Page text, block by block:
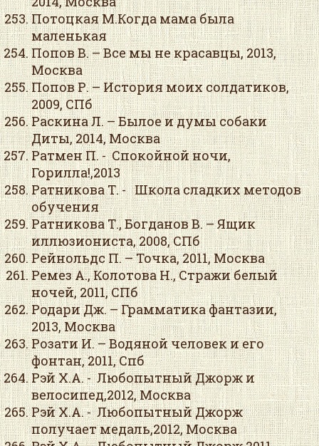
Потоцкая М.Когда мама была
маленькая
Попов В. – Все мы не красавцы, 2013,
Москва
Попов Р. – История моих солдатиков,
2009, СПб
Раскина Л. – Былое и думы собаки
Диты, 2014, Москва
Ратмен П. - Спокойной ночи,
Горилла!,2013
Ратникова Т. - Школа сладких методов
обучения
Ратникова Т., Богданов В. – Ящик
иллюзиониста, 2008, СПб
Рейнольдс П. – Точка, 2011, Москва
Ремез А., Колотова Н., Стражи белый
ночей, 2011, СПб
Родари Дж. – Грамматика фантазии,
2013, Москва
Розати И. – Водяной человек и его
фонтан, 2011, Спб
Рэй Х.А. - Любопытный Джорж и
велосипед,2012, Москва
Рэй Х.А. - Любопытный Джорж
получает медаль,2012, Москва